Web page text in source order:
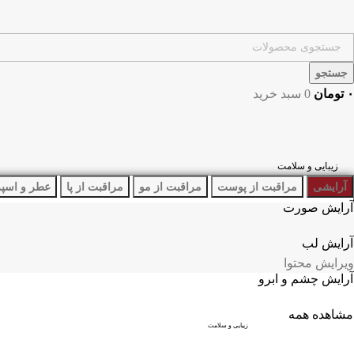
جستجو
۰ تومان 0 سبد خرید
زیبایی و سلامت
آرایشی مراقبت از پوست مراقبت از مو مراقبت از پا عطر و
آرایش صورت
آرایش لب
آرایش چشم و ابرو
مشاهده همه
ویرایش محتوا
زیبایی و سلامت
محصولات
تخفیف‌دار
ویژه